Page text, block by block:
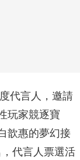
代言人，邀請
玩家競逐寶
歆惠的夢幻接
代言人票選活